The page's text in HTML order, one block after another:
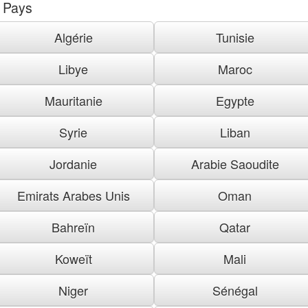
Pays
Algérie
Tunisie
Libye
Maroc
Mauritanie
Egypte
Syrie
Liban
Jordanie
Arabie Saoudite
Emirats Arabes Unis
Oman
Bahreïn
Qatar
Koweït
Mali
Niger
Sénégal